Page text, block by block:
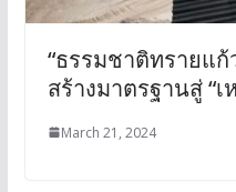
“ธรรมชาติทรายแ
สร้างมาตรฐานสู่ “เ
March 21, 2024